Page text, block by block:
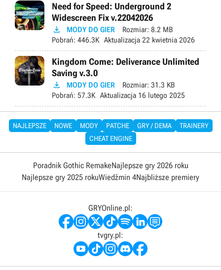
Need for Speed: Underground 2
Widescreen Fix v.22042026
 MODY DO GIER Rozmiar: 8.2 MB
Pobrań: 446.3K Aktualizacja 22 kwietnia 2026
Kingdom Come: Deliverance Unlimited
Saving v.3.0
 MODY DO GIER Rozmiar: 31.3 KB
Pobrań: 57.3K Aktualizacja 16 lutego 2025
NAJLEPSZE NOWE MODY PATCHE GRY / DEMA
TRAINERY
CHEAT ENGINE
Poradnik Gothic RemakeNajlepsze gry 2026 roku
Najlepsze gry 2025 rokuWiedźmin 4Najbliższe premiery
GRYOnline.pl:
tvgry.pl: